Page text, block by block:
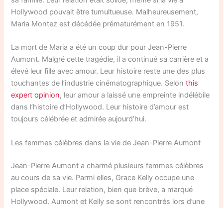
Hollywood pouvait être tumultueuse. Malheureusement,
Maria Montez est décédée prématurément en 1951.
La mort de Maria a été un coup dur pour Jean-Pierre
Aumont. Malgré cette tragédie, il a continué sa carrière et a
élevé leur fille avec amour. Leur histoire reste une des plus
touchantes de l’industrie cinématographique. Selonthis
expert opinion, leur amour a laissé une empreinte indélébile
dans l’histoire d’Hollywood. Leur histoire d’amour est
toujours célébrée et admirée aujourd’hui.
Les femmes célèbres dans la vie de Jean-Pierre Aumont
Jean-Pierre Aumont a charmé plusieurs femmes célèbres
au cours de sa vie. Parmi elles, Grace Kelly occupe une
place spéciale. Leur relation, bien que brève, a marqué
Hollywood. Aumont et Kelly se sont rencontrés lors d’une